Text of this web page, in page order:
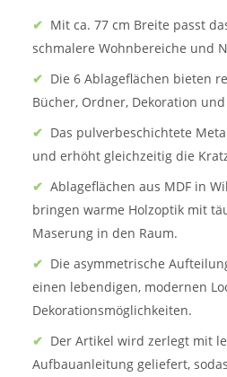
✔ Mit ca. 77 cm Breite passt
schmalere Wohnbereiche und
✔ Die 6 Ablageflächen bieten
Bücher, Ordner, Dekoration
✔ Das pulverbeschichtete
und erhöht gleichzeitig die
✔ Ablageflächen aus MDF in
bringen warme Holzoptik mit
Maserung in den Raum.
✔ Die asymmetrische
einen lebendigen, modernen
Dekorationsmöglichkeiten.
✔ Der Artikel wird zerlegt mit
Aufbauanleitung geliefert,